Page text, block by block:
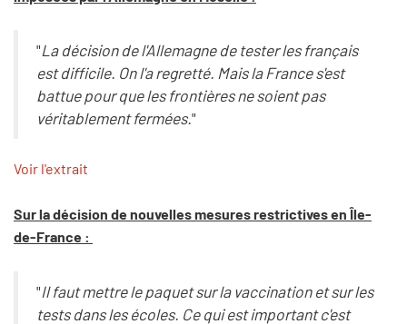
"La décision de l'Allemagne de tester les français
est difficile. On l'a regretté. Mais la France s'est
battue pour que les frontières ne soient pas
véritablement fermées."
Voir l'extrait
Sur la décision de nouvelles mesures restrictives en Île-
de-France :
"Il faut mettre le paquet sur la vaccination et sur les
tests dans les écoles. Ce qui est important c'est